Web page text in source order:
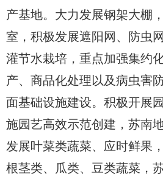
产基地。大力发展钢架大棚
室，积极发展遮阳网、防虫
灌节水栽培，重点加强集约
产、商品化处理以及病虫害
面基础设施建设。积极开展
施园艺高效示范创建，苏南
发展叶菜类蔬菜、应时鲜果
根茎类、瓜类、豆类蔬菜，